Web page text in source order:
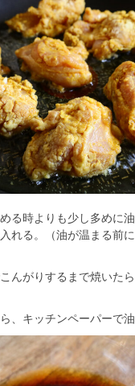
時よりも少し多めに油
れる。（油が温まる前
がりするまで焼いたら
キッチンペーパーで油